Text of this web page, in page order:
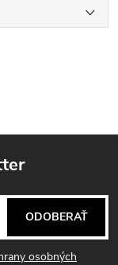
osobných
ODOBERAŤ